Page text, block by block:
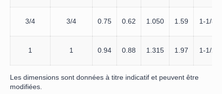
3/4 3/4 0.75 0.62 1.050 1.59 1-1/8
1 1 0.94 0.88 1.315 1.97 1-1/2
Les dimensions sont données à titre indicatif et peuvent être
modifiées.